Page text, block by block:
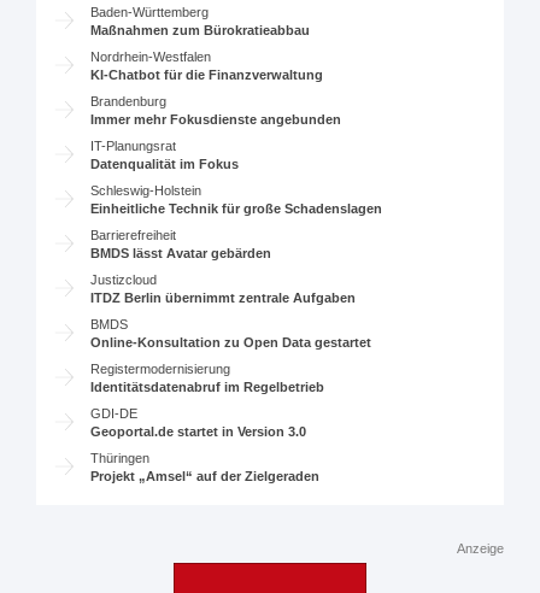
Baden-Württemberg
Maßnahmen zum Bürokratieabbau
Nordrhein-Westfalen
KI-Chatbot für die Finanzverwaltung
Brandenburg
Immer mehr Fokusdienste angebunden
IT-Planungsrat
Datenqualität im Fokus
Schleswig-Holstein
Einheitliche Technik für große Schadenslagen
Barrierefreiheit
BMDS lässt Avatar gebärden
Justizcloud
ITDZ Berlin übernimmt zentrale Aufgaben
BMDS
Online-Konsultation zu Open Data gestartet
Registermodernisierung
Identitätsdatenabruf im Regelbetrieb
GDI-DE
Geoportal.de startet in Version 3.0
Thüringen
Projekt „Amsel“ auf der Zielgeraden
Anzeige